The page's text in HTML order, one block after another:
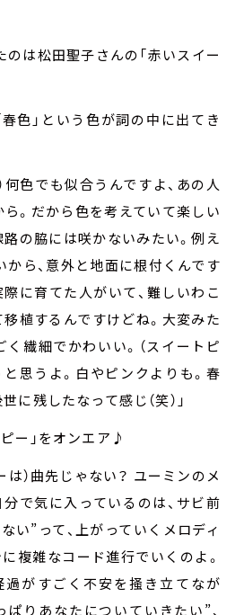
は松田聖子さんの「赤いスイー
春色」という色が詞の中に出てき
何色でも似合うんですよ、あの人
。だから色を考えていて楽しい
の脇には咲かないみたい。例え
ら、意外と地面に根付くんです
に育てた人がいて、難しいわこ
植するんですけどね。大変みた
く繊細でかわいい。（スイートピ
思うよ。白やピンクよりも。春
に残したなって感じ（笑）」
ー」をオンエア♪
は）曲先じゃない？ ユーミンのメ
で気に入っているのは、サビ前
い”って、上がっていくメロディ
複雑なコード進行でいくのよ。
過がすごく不安を掻き立てなが
ぱりあなたについていきたい”、